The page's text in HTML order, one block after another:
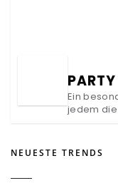
Ein
jedem
NEUESTE TRENDS